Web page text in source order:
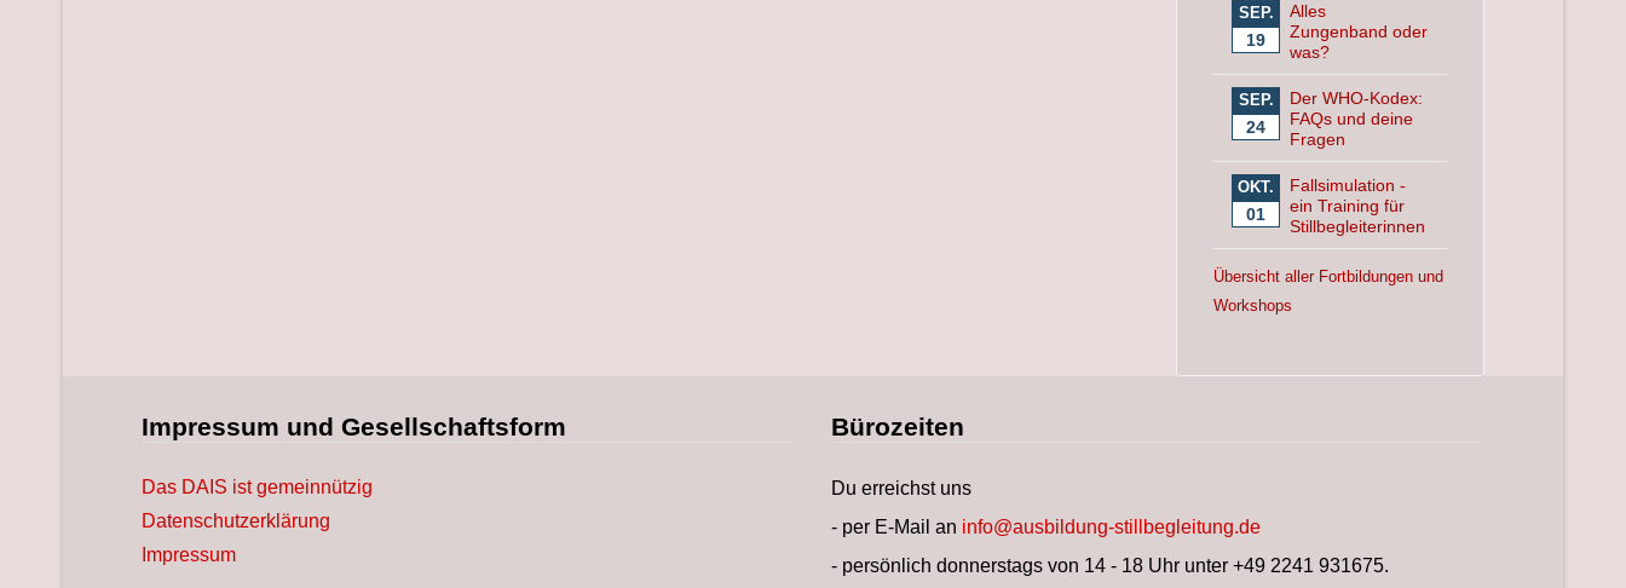
SEP.
19
Alles
Zungenband oder
was?
SEP.
24
Der WHO-Kodex:
FAQs und deine
Fragen
OKT.
01
Fallsimulation -
ein Training für
Stillbegleiterinnen
Übersicht aller Fortbildungen und
Workshops
Impressum und Gesellschaftsform
Das DAIS ist gemeinnützig
Datenschutzerklärung
Impressum
Bürozeiten
Du erreichst uns
- per E-Mail an info@ausbildung-stillbegleitung.de
- persönlich donnerstags von 14 - 18 Uhr unter +49 2241 931675.